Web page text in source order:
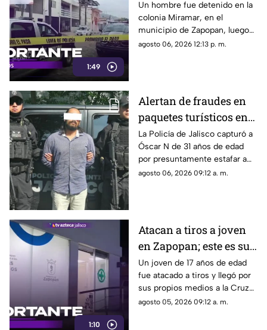
1:49
otro en la colonia
Miramar; ¿cuál fue el
motivo?
Un hombre fue detenido en la
colonia Miramar, en el
municipio de Zapopan, luego
de atacar a otro sujeto con un
agosto 06, 2026 12:13 p. m.
Alertan de fraudes en
paquetes turísticos en
Jalisco; hay un
detenido
La Policía de Jalisco capturó a
Óscar N de 31 años de edad
por presuntamente estafar a
personas con paquetes
agosto 06, 2026 09:12 a. m.
1:10
Atacan a tiros a joven
en Zapopan; este es su
estado de salud
Un joven de 17 años de edad
fue atacado a tiros y llegó por
sus propios medios a la Cruz
Verde Villas de Guadalupe, en
agosto 05, 2026 09:12 a. m.